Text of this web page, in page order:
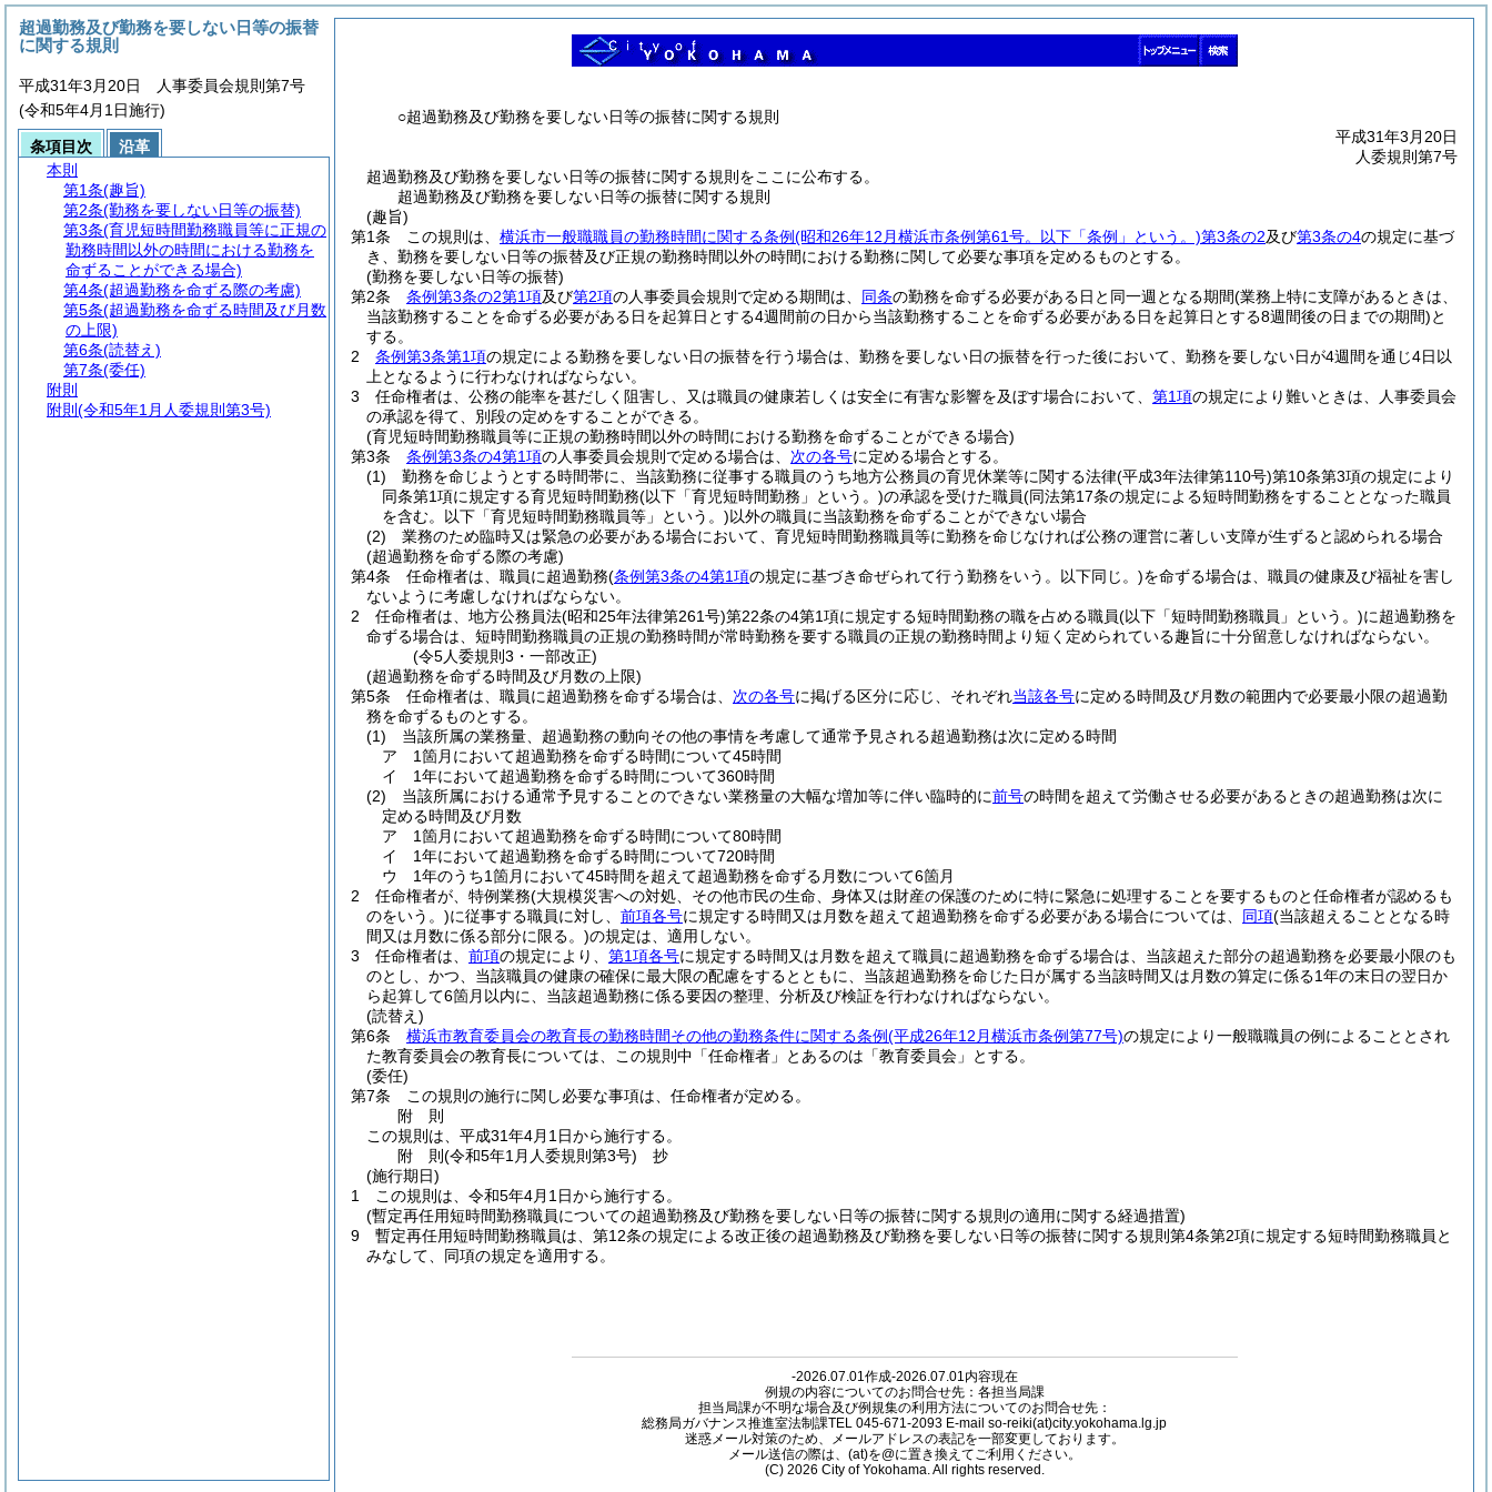
○超過勤務及び勤務を要しない日等の振替に関する規則
平成31年3月20日
人委規則第7号
超過勤務及び勤務を要しない日等の振替に関する規則をここに公布する。
超過勤務及び勤務を要しない日等の振替に関する規則
(趣旨)
第1条
この規則は、 横浜市一般職職員の勤務時間に関する条例(昭和26年12月横浜市条例第61号。以下「条例」という。)第3条の2及び第3条の4の規定に基づ
き、勤務を要しない日等の振替及び正規の勤務時間以外の時間における勤務に関して必要な事項を定めるものとする。
(勤務を要しない日等の振替)
第2条
条例第3条の2第1項及び第2項の人事委員会規則で定める期間は、 同条の勤務を命ずる必要がある日と同一週となる期間(業務上特に支障があるときは、
当該勤務することを命ずる必要がある日を起算日とする4週間前の日から当該勤務することを命ずる必要がある日を起算日とする8週間後の日までの期間)と
する。
2
条例第3条第1項の規定による勤務を要しない日の振替を行う場合は、勤務を要しない日の振替を行った後において、勤務を要しない日が4週間を通じ4日以
上となるように行わなければならない。
3
任命権者は、公務の能率を甚だしく阻害し、又は職員の健康若しくは安全に有害な影響を及ぼす場合において、 第1項の規定により難いときは、人事委員会
の承認を得て、別段の定めをすることができる。
(育児短時間勤務職員等に正規の勤務時間以外の時間における勤務を命ずることができる場合)
第3条
条例第3条の4第1項の人事委員会規則で定める場合は、 次の各号に定める場合とする。
(1)
勤務を命じようとする時間帯に、当該勤務に従事する職員のうち地方公務員の育児休業等に関する法律(平成3年法律第110号)第10条第3項の規定により
同条第1項に規定する育児短時間勤務(以下「育児短時間勤務」という。)の承認を受けた職員(同法第17条の規定による短時間勤務をすることとなった職員
を含む。以下「育児短時間勤務職員等」という。)以外の職員に当該勤務を命ずることができない場合
(2)
業務のため臨時又は緊急の必要がある場合において、育児短時間勤務職員等に勤務を命じなければ公務の運営に著しい支障が生ずると認められる場合
(超過勤務を命ずる際の考慮)
第4条
任命権者は、職員に超過勤務(条例第3条の4第1項の規定に基づき命ぜられて行う勤務をいう。以下同じ。)を命ずる場合は、職員の健康及び福祉を害し
ないように考慮しなければならない。
2
任命権者は、地方公務員法(昭和25年法律第261号)第22条の4第1項に規定する短時間勤務の職を占める職員(以下「短時間勤務職員」という。)に超過勤務を
命ずる場合は、短時間勤務職員の正規の勤務時間が常時勤務を要する職員の正規の勤務時間より短く定められている趣旨に十分留意しなければならない。
(令5人委規則3・一部改正)
(超過勤務を命ずる時間及び月数の上限)
第5条
任命権者は、職員に超過勤務を命ずる場合は、 次の各号に掲げる区分に応じ、それぞれ当該各号に定める時間及び月数の範囲内で必要最小限の超過勤
務を命ずるものとする。
(1)
当該所属の業務量、超過勤務の動向その他の事情を考慮して通常予見される超過勤務は次に定める時間
ア
1箇月において超過勤務を命ずる時間について45時間
イ
1年において超過勤務を命ずる時間について360時間
(2)
当該所属における通常予見することのできない業務量の大幅な増加等に伴い臨時的に前号の時間を超えて労働させる必要があるときの超過勤務は次に
定める時間及び月数
ア
1箇月において超過勤務を命ずる時間について80時間
イ
1年において超過勤務を命ずる時間について720時間
ウ
1年のうち1箇月において45時間を超えて超過勤務を命ずる月数について6箇月
2
任命権者が、特例業務(大規模災害への対処、その他市民の生命、身体又は財産の保護のために特に緊急に処理することを要するものと任命権者が認めるも
のをいう。)に従事する職員に対し、 前項各号に規定する時間又は月数を超えて超過勤務を命ずる必要がある場合については、 同項(当該超えることとなる時
間又は月数に係る部分に限る。)の規定は、適用しない。
3
任命権者は、 前項の規定により、 第1項各号に規定する時間又は月数を超えて職員に超過勤務を命ずる場合は、当該超えた部分の超過勤務を必要最小限のも
のとし、かつ、当該職員の健康の確保に最大限の配慮をするとともに、当該超過勤務を命じた日が属する当該時間又は月数の算定に係る1年の末日の翌日か
ら起算して6箇月以内に、当該超過勤務に係る要因の整理、分析及び検証を行わなければならない。
(読替え)
第6条
横浜市教育委員会の教育長の勤務時間その他の勤務条件に関する条例(平成26年12月横浜市条例第77号)の規定により一般職職員の例によることとされ
た教育委員会の教育長については、この規則中「任命権者」とあるのは「教育委員会」とする。
(委任)
第7条
この規則の施行に関し必要な事項は、任命権者が定める。
附 則
この規則は、平成31年4月1日から施行する。
附 則(令和5年1月 人委規則第3号) 抄
(施行期日)
1
この規則は、令和5年4月1日から施行する。
(暫定再任用短時間勤務職員についての超過勤務及び勤務を要しない日等の振替に関する規則の適用に関する経過措置)
9
暫定再任用短時間勤務職員は、第12条の規定による改正後の超過勤務及び勤務を要しない日等の振替に関する規則第4条第2項に規定する短時間勤務職員と
みなして、同項の規定を適用する。
-2026.07.01作成-2026.07.01内容現在
例規の内容についてのお問合せ先：各担当局課
担当局課が不明な場合及び例規集の利用方法についてのお問合せ先：
総務局ガバナンス推進室法制課TEL 045-671-2093 E-mail so-reiki(at)city.yokohama.lg.jp
迷惑メール対策のため、メールアドレスの表記を一部変更しております。
メール送信の際は、(at)を@に置き換えてご利用ください。
(C) 2026 City of Yokohama. All rights reserved.
超過勤務及び勤務を要しない日等の振替
に関する規則
平成31年3月20日 人事委員会規則第7号
(令和5年4月1日施行)
条項目次
沿革
本則
第1条(趣旨)
第2条(勤務を要しない日等の振替)
第3条(育児短時間勤務職員等に正規の
勤務時間以外の時間における勤務を
命ずることができる場合)
第4条(超過勤務を命ずる際の考慮)
第5条(超過勤務を命ずる時間及び月数
の上限)
第6条(読替え)
第7条(委任)
附則
附則 (令和5年1月人委規則第3号)